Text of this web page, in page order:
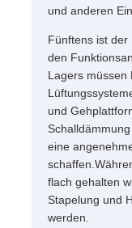
und anderen
Fünftens ist der
den
Lagers müssen
und
eine
flach gehalten
Stapelung und
werden.